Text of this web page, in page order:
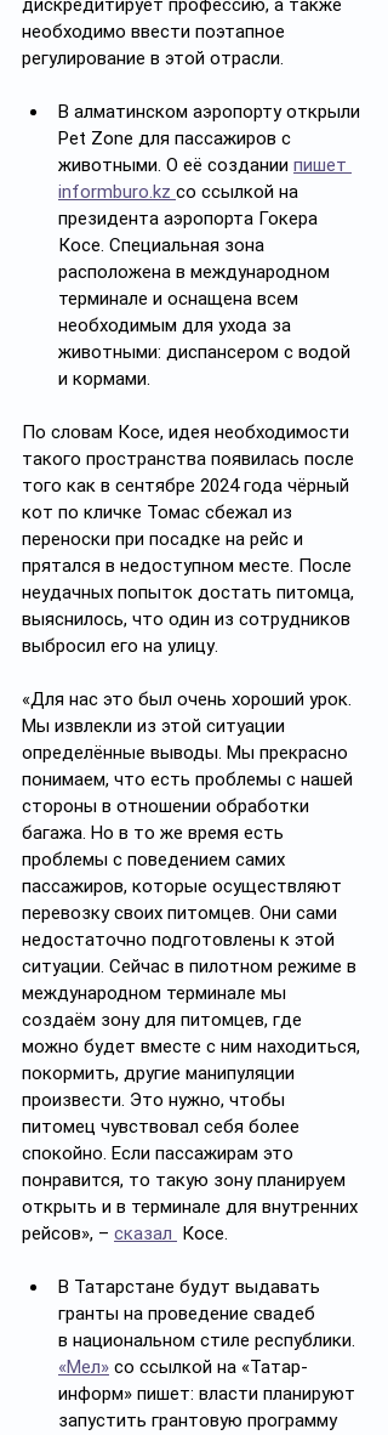
дискредитирует профессию, а также
необходимо ввести поэтапное
регулирование в этой отрасли.
В алматинском аэропорту открыли
Pet Zone для пассажиров с
животными. О её создании пишет
informburo.kz со ссылкой на
президента аэропорта Гокера
Косе. Специальная зона
расположена в международном
терминале и оснащена всем
необходимым для ухода за
животными: диспансером с водой
и кормами.
По словам Косе, идея необходимости
такого пространства появилась после
того как в сентябре 2024 года чёрный
кот по кличке Томас сбежал из
переноски при посадке на рейс и
прятался в недоступном месте. После
неудачных попыток достать питомца,
выяснилось, что один из сотрудников
выбросил его на улицу.
«Для нас это был очень хороший урок.
Мы извлекли из этой ситуации
определённые выводы. Мы прекрасно
понимаем, что есть проблемы с нашей
стороны в отношении обработки
багажа. Но в то же время есть
проблемы с поведением самих
пассажиров, которые осуществляют
перевозку своих питомцев. Они сами
недостаточно подготовлены к этой
ситуации. Сейчас в пилотном режиме в
международном терминале мы
создаём зону для питомцев, где
можно будет вместе с ним находиться,
покормить, другие манипуляции
произвести. Это нужно, чтобы
питомец чувствовал себя более
спокойно. Если пассажирам это
понравится, то такую зону планируем
открыть и в терминале для внутренних
рейсов», – сказал Косе.
В Татарстане будут выдавать
гранты на проведение свадеб
в национальном стиле республики.
«Мел» со ссылкой на «Татар-
информ» пишет: власти планируют
запустить грантовую программу